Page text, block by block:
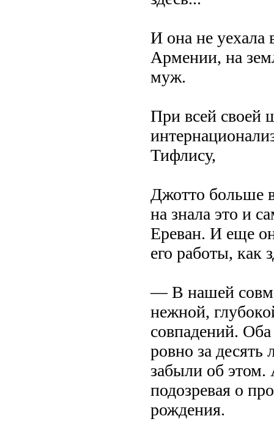
И она не уехала
Армении, на
муж.
При всей своей
Тифлису,
Джотто больше
на знала это и
Ереван. И еще
его работы, как
— В нашей
нежной,
совпадений.
ровно за десять
забыли об этом.
подозревая о
рождения.